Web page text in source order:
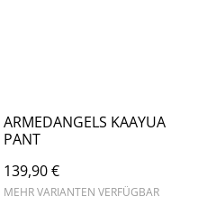
ARMEDANGELS KAAYUA
PANT
139,90 €
MEHR VARIANTEN VERFÜGBAR